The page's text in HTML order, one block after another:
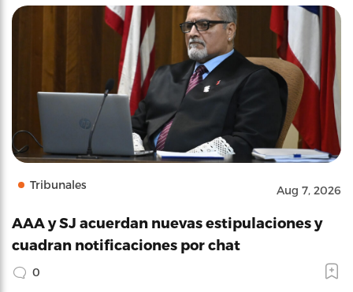
Tribunales Aug 7, 2026
AAA y SJ acuerdan nuevas estipulaciones y
cuadran notificaciones por chat
0